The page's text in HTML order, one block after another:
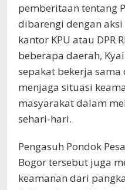
pemberitaan tentang
dibarengi dengan
kantor KPU atau DPR
beberapa daerah,
sepakat bekerja
menjaga situasi
masyarakat dalam
sehari-hari.
Pengasuh Pondok
Bogor tersebut juga
keamanan dari